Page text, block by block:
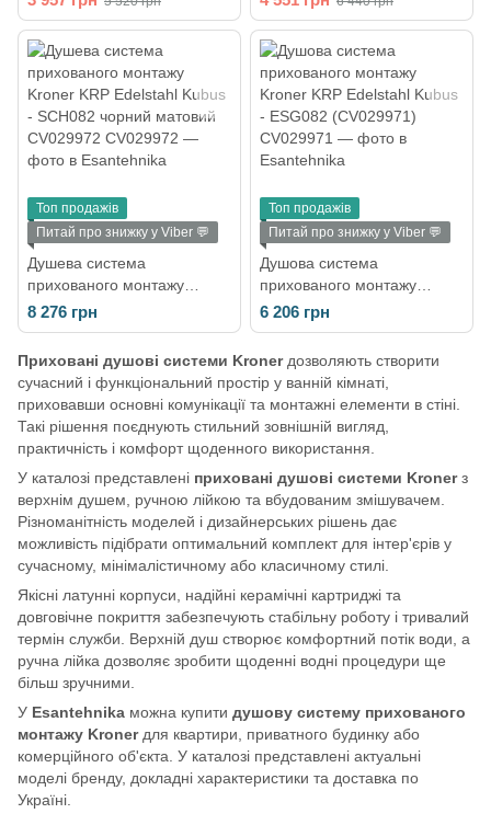
Klassisch - ESG082
(CV029973)
Klassisch - SCH082 чорний
матовий CV029974
Топ продажів
Питай про знижку у Viber 💬
Душева система
прихованого монтажу
Kroner KRP Edelstahl Kubus
- SCH082 чорний матовий
8 276 грн
Топ продажів
Питай про знижку у Viber 💬
Душова система
прихованого монтажу
Kroner KRP Edelstahl Kubus
- ESG082 (CV029971)
6 206 грн
Приховані душові системи Kronerдозволяють створити
сучасний і функціональний простір у ванній кімнаті,
приховавши основні комунікації та монтажні елементи в стіні.
Такі рішення поєднують стильний зовнішній вигляд,
практичність і комфорт щоденного використання.
У каталозі представлені приховані душові системи Kronerз
верхнім душем, ручною лійкою та вбудованим змішувачем.
Різноманітність моделей і дизайнерських рішень дає
можливість підібрати оптимальний комплект для інтер'єрів у
сучасному, мінімалістичному або класичному стилі.
Якісні латунні корпуси, надійні керамічні картриджі та
довговічне покриття забезпечують стабільну роботу і тривалий
термін служби. Верхній душ створює комфортний потік води, а
ручна лійка дозволяє зробити щоденні водні процедури ще
більш зручними.
У Esantehnika можна купити душову систему прихованого
монтажу Kronerдля квартири, приватного будинку або
комерційного об'єкта. У каталозі представлені актуальні
моделі бренду, докладні характеристики та доставка по
Україні.